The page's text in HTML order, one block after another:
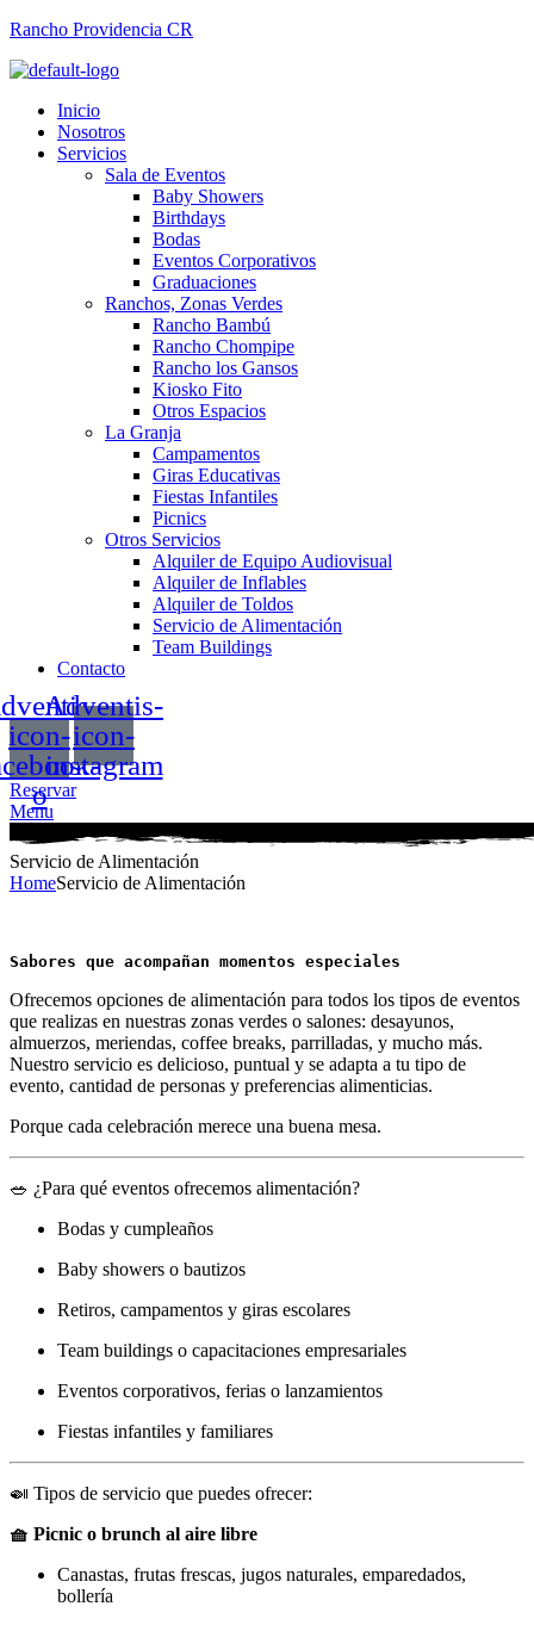
Rancho Providencia CR
Inicio
Nosotros
Servicios
Sala de Eventos
Baby Showers
Birthdays
Bodas
Eventos Corporativos
Graduaciones
Ranchos, Zonas Verdes
Rancho Bambú
Rancho Chompipe
Rancho los Gansos
Kiosko Fito
Otros Espacios
La Granja
Campamentos
Giras Educativas
Fiestas Infantiles
Picnics
Otros Servicios
Alquiler de Equipo Audiovisual
Alquiler de Inflables
Alquiler de Toldos
Servicio de Alimentación
Team Buildings
Contacto
icon-
o
Adventis-
icon-
instagram
Reservar
Menu
Servicio de Alimentación
HomeServicio de Alimentación
Sabores que acompañan momentos especiales
Ofrecemos opciones de alimentación para todos los tipos de eventos
que realizas en nuestras zonas verdes o salones: desayunos,
almuerzos, meriendas, coffee breaks, parrilladas, y mucho más.
Nuestro servicio es delicioso, puntual y se adapta a tu tipo de
evento, cantidad de personas y preferencias alimenticias.
Porque cada celebración merece una buena mesa.
🥗 ¿Para qué eventos ofrecemos alimentación?
Bodas y cumpleaños
Baby showers o bautizos
Retiros, campamentos y giras escolares
Team buildings o capacitaciones empresariales
Eventos corporativos, ferias o lanzamientos
Fiestas infantiles y familiares
🍛 Tipos de servicio que puedes ofrecer:
🧺 Picnic o brunch al aire libre
Canastas, frutas frescas, jugos naturales, emparedados,
bollería